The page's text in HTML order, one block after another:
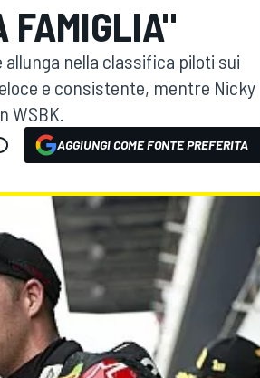
FAMIGLIA"
nella classifica piloti sui
e consistente, mentre Nicky
WSBK.
AGGIUNGI COME FONTE PREFERITA